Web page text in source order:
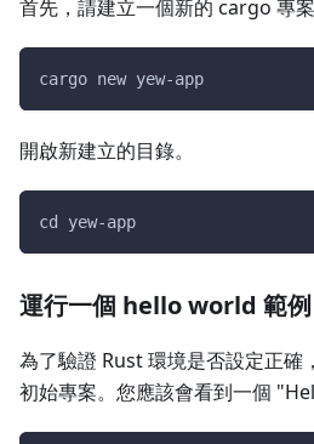
首先，請建立一個新的 cargo 專案
cargo new yew-app
開啟新建立的目錄。
cd yew-app
運行一個 hello world 範例
為了驗證 Rust 環境是否設定正確
初始專案。您應該會看到一個